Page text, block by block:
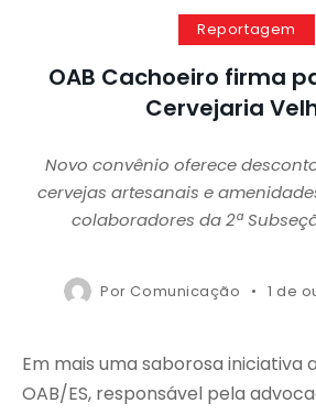
Reportagem
OAB Cachoeiro firma
Cervejaria
Novo convênio oferece
cervejas artesanais e
colaboradores da 2ª
PorComunicação 1 de
Em mais uma saborosa iniciativa
OAB/ES, responsável pela